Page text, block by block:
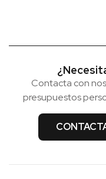
Contacta con
presupuestos